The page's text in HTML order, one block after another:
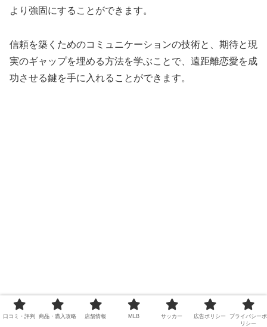
より強固にすることができます。
信頼を築くためのコミュニケーションの技術と、期待と現
実のギャップを埋める方法を学ぶことで、遠距離恋愛を成
功させる鍵を手に入れることができます。
口コミ・評判 商品・購入攻略 店舗情報 MLB サッカー 広告ポリシー
プライバシーポ
リシー